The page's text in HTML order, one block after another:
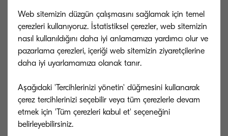
Web sitemizin düzgün çalışmasını sağlamak için temel
çerezleri kullanıyoruz. İstatistiksel çerezler, web sitemizin
nasıl kullanıldığını daha iyi anlamamıza yardımcı olur ve
pazarlama çerezleri, içeriği web sitemizin ziyaretçilerine
daha iyi uyarlamamıza olanak tanır.
Aşağıdaki 'Tercihlerinizi yönetin' düğmesini kullanarak
çerez tercihlerinizi seçebilir veya tüm çerezlerle devam
etmek için 'Tüm çerezleri kabul et' seçeneğini
belirleyebilirsiniz.